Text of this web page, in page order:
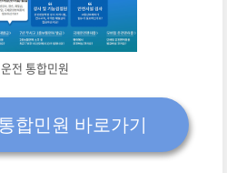
전 통합민원
합민원 바로가기